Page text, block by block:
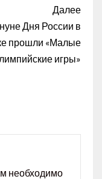
Далее
Дня России в
прошли «Малые
игры»
необходимо